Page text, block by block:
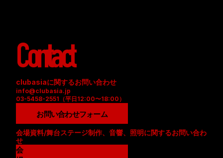
Contact
clubasiaに関するお問い合わせ
info@clubasia.jp
03-5458-2551（平日12:00〜18:00）
お問い合わせフォーム
会場資料/舞台ステージ制作、音響、照明に関するお問い合わ
せ
会